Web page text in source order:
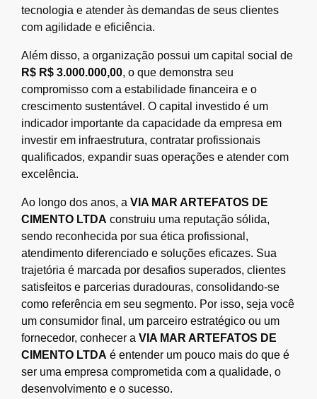
tecnologia e atender às demandas de seus clientes
com agilidade e eficiência.
Além disso, a organização possui um capital social de
R$ R$ 3.000.000,00, o que demonstra seu
compromisso com a estabilidade financeira e o
crescimento sustentável. O capital investido é um
indicador importante da capacidade da empresa em
investir em infraestrutura, contratar profissionais
qualificados, expandir suas operações e atender com
excelência.
Ao longo dos anos, a VIA MAR ARTEFATOS DE
CIMENTO LTDA construiu uma reputação sólida,
sendo reconhecida por sua ética profissional,
atendimento diferenciado e soluções eficazes. Sua
trajetória é marcada por desafios superados, clientes
satisfeitos e parcerias duradouras, consolidando-se
como referência em seu segmento. Por isso, seja você
um consumidor final, um parceiro estratégico ou um
fornecedor, conhecer a VIA MAR ARTEFATOS DE
CIMENTO LTDA é entender um pouco mais do que é
ser uma empresa comprometida com a qualidade, o
desenvolvimento e o sucesso.